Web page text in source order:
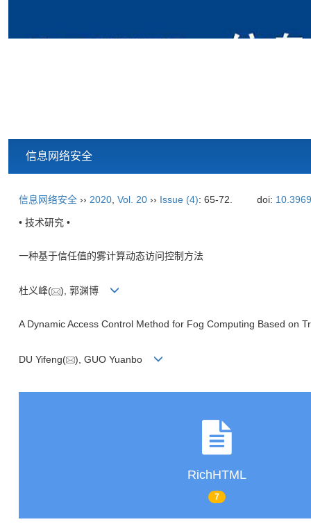
信息网络安全
信息网络安全 ›› 2020 Vol. 20 ›› Issue (4): 65-72. doi:
• 技术研究 •
一种基于信任值的雾计算动态访问控制方法
杜义峰( ), 郭渊博
A Dynamic Access Control Method for Fog Computing Based on
DU Yifeng( ), GUO Yuanbo
RichHTML
7